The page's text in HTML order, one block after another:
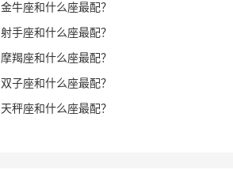
金牛座和什么座最配？
射手座和什么座最配？
摩羯座和什么座最配？
双子座和什么座最配？
天秤座和什么座最配？